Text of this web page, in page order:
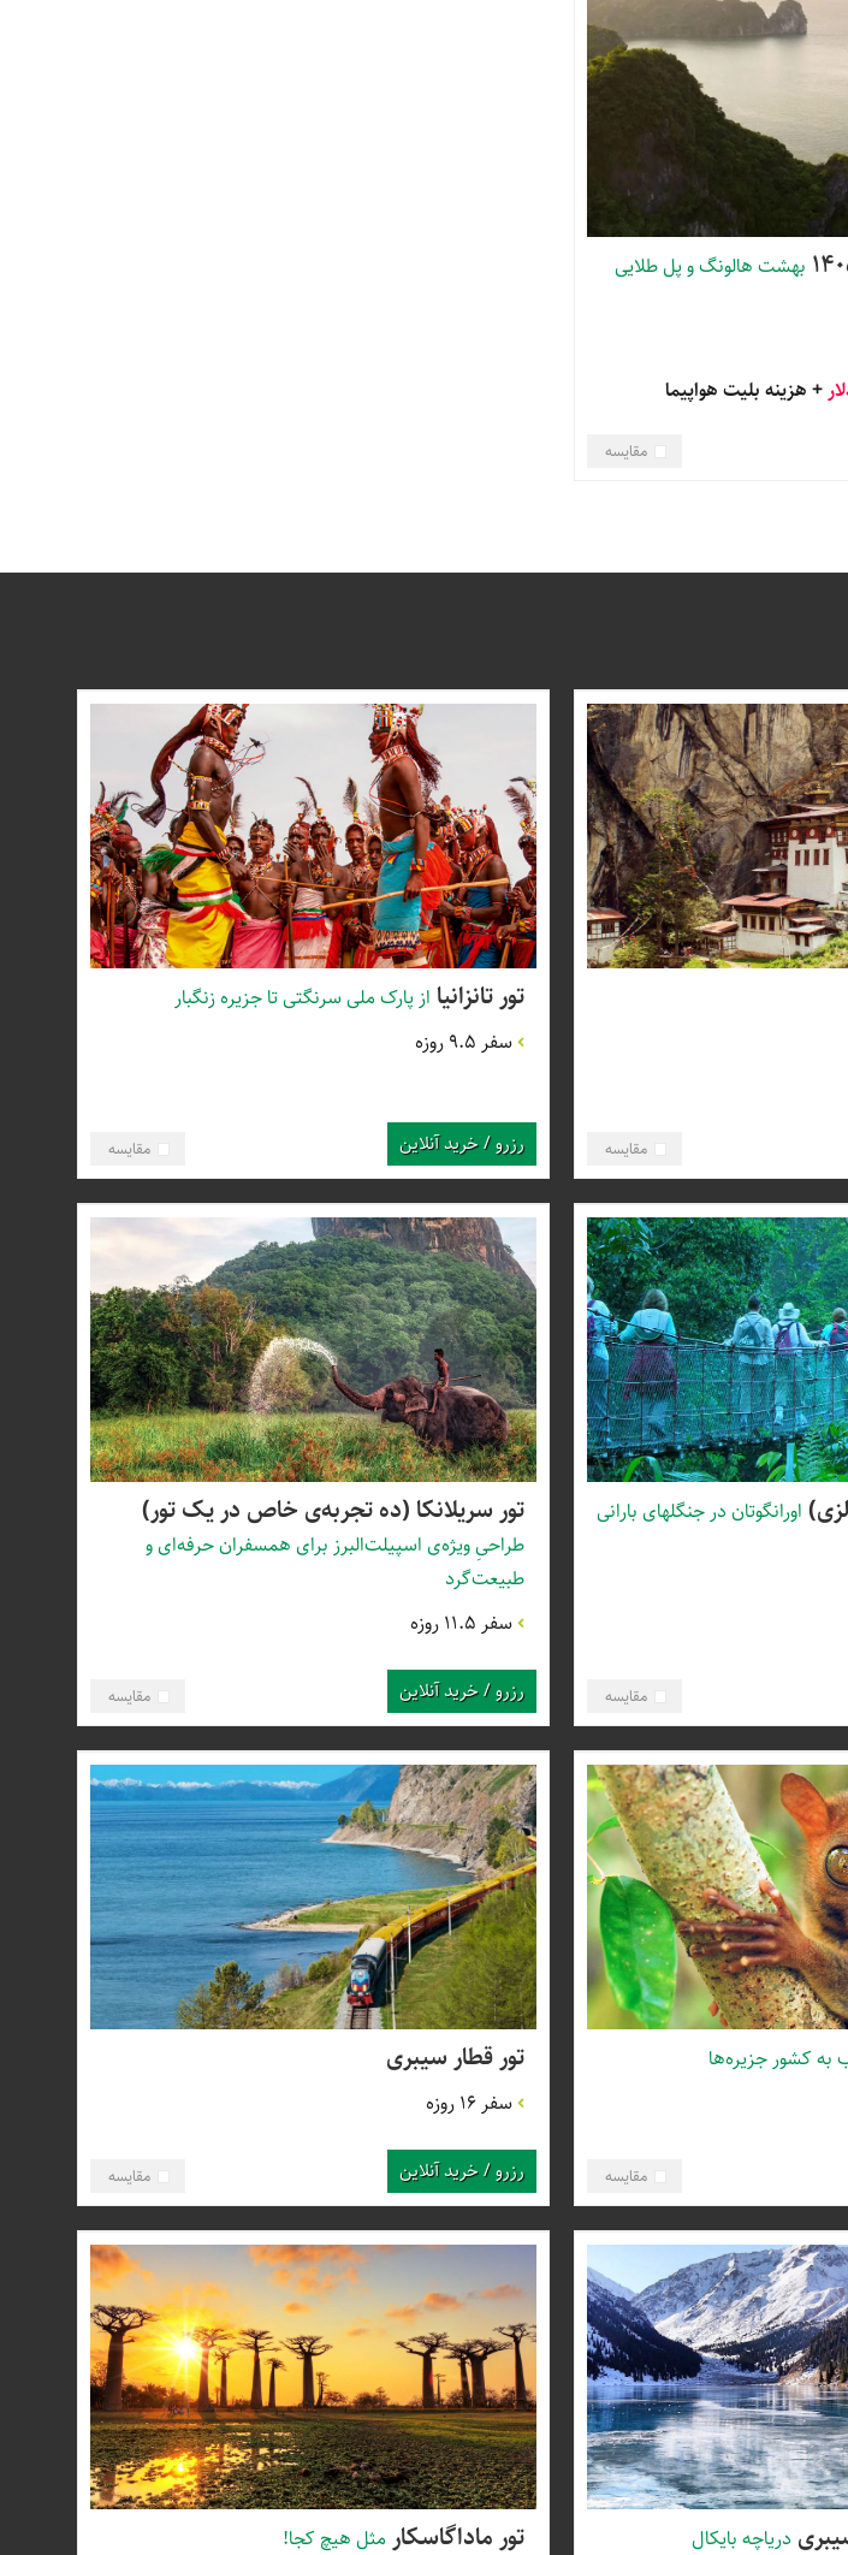
بهشت هالونگ و پل طلایی
+ هزینه بلیت هواپیما
مقایسه
مقایسه
تور تانزانیا از پارک ملی سرنگتی تا جزیره زنگبار
سفر 9.5 روزه
مقایسه رزرو / خرید آنلاین
اورانگوتان در جنگلهای بارانی
مقایسه
تور سریلانکا (ده تجربه‌ی خاص در یک تور)
طراحیِ ویژه‌ی اسپیلت‌البرز برای همسفران حرفه‌ای و
طبیعت‌گرد
سفر 11.5 روزه
مقایسه رزرو / خرید آنلاین
به کشور جزیره‌ها
مقایسه
تور قطار سیبری
سفر 16 روزه
مقایسه رزرو / خرید آنلاین
دریاچه بایکال تور ماداگاسکار مثل هیچ کجا!